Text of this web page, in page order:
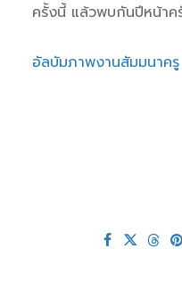
ครั้งนี้ แล้วพบกันปีหน้าค
อัลบัมภาพงานสัมมนาค